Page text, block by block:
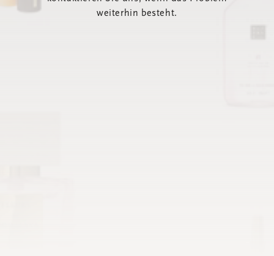
weiterhin besteht.